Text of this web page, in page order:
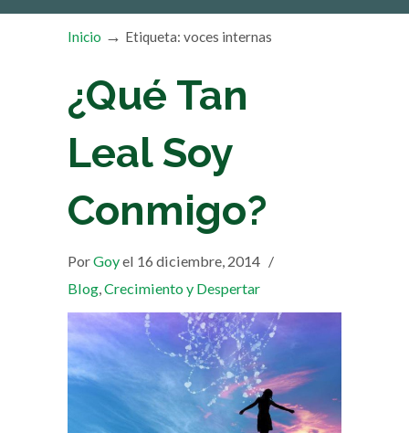
Inicio → Etiqueta: voces internas
¿Qué Tan
Leal Soy
Conmigo?
PorGoyel 16 diciembre, 2014 /
Blog,Crecimiento y Despertar